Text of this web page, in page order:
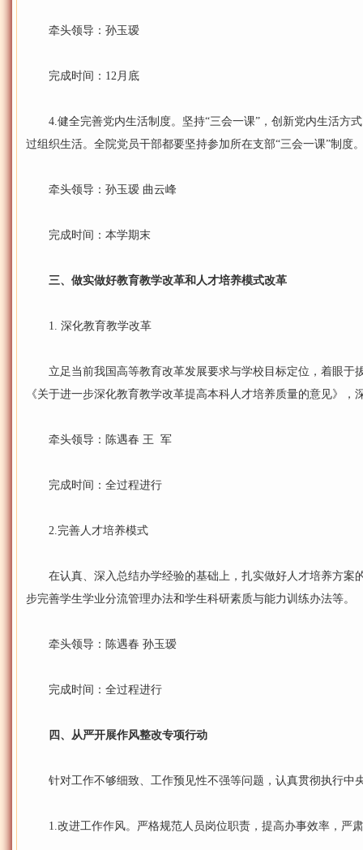
牵头领导：孙玉瑷
完成时间：12月底
4.健全完善党内生活制度。坚持“三会一课”，创新党内生活方
过组织生活。全院党员干部都要坚持参加所在支部“三会一课”制度
牵头领导：孙玉瑷 曲云峰
完成时间：本学期末
三、做实做好教育教学改革和人才培养模式改革
1. 深化教育教学改革
立足当前我国高等教育改革发展要求与学校目标定位，着眼于
《关于进一步深化教育教学改革提高本科人才培养质量的意见》，
牵头领导：陈遇春 王 军
完成时间：全过程进行
2.完善人才培养模式
在认真、深入总结办学经验的基础上，扎实做好人才培养方案
步完善学生学业分流管理办法和学生科研素质与能力训练办法等。
牵头领导：陈遇春 孙玉瑷
完成时间：全过程进行
四、从严开展作风整改专项行动
针对工作不够细致、工作预见性不强等问题，认真贯彻执行中
1.改进工作作风。严格规范人员岗位职责，提高办事效率，严